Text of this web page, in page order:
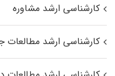
کارشناسی ارشد مشاوره
کارشناسی ارشد مطالعات